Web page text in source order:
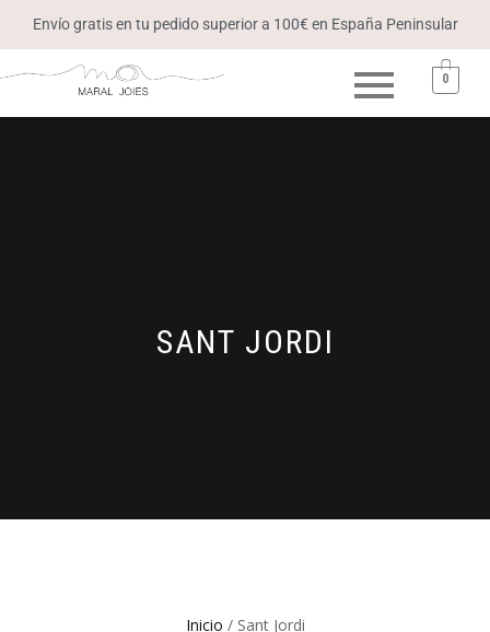
Envío gratis en tu pedido superior a 100€ en España Peninsular
0
SANT JORDI
Inicio / Sant Jordi